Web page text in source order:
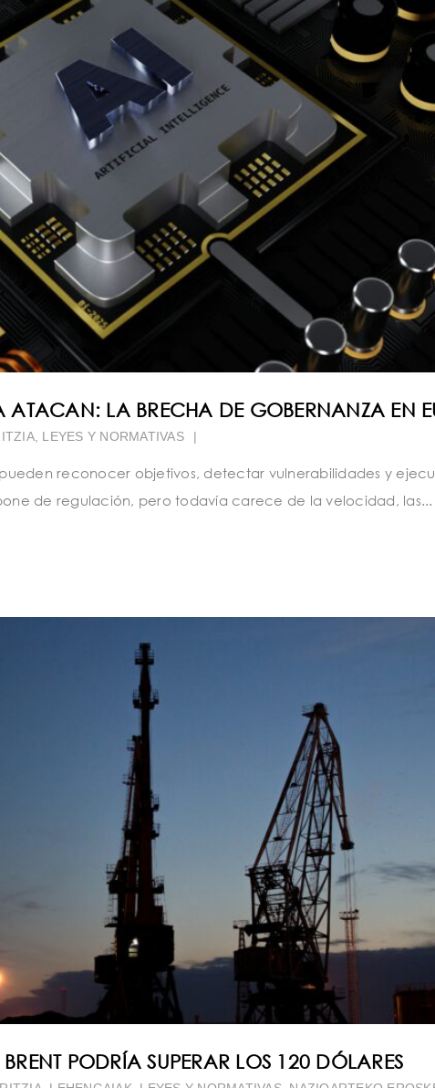
ATACAN: LA BRECHA DE GOBERNANZA EN
, LEYES Y NORMATIVAS |
reconocer objetivos, detectar vulnerabilidades y
de regulación, pero todavía carece de la velocidad, las...
PODRÍA SUPERAR LOS 120 DÓLARES